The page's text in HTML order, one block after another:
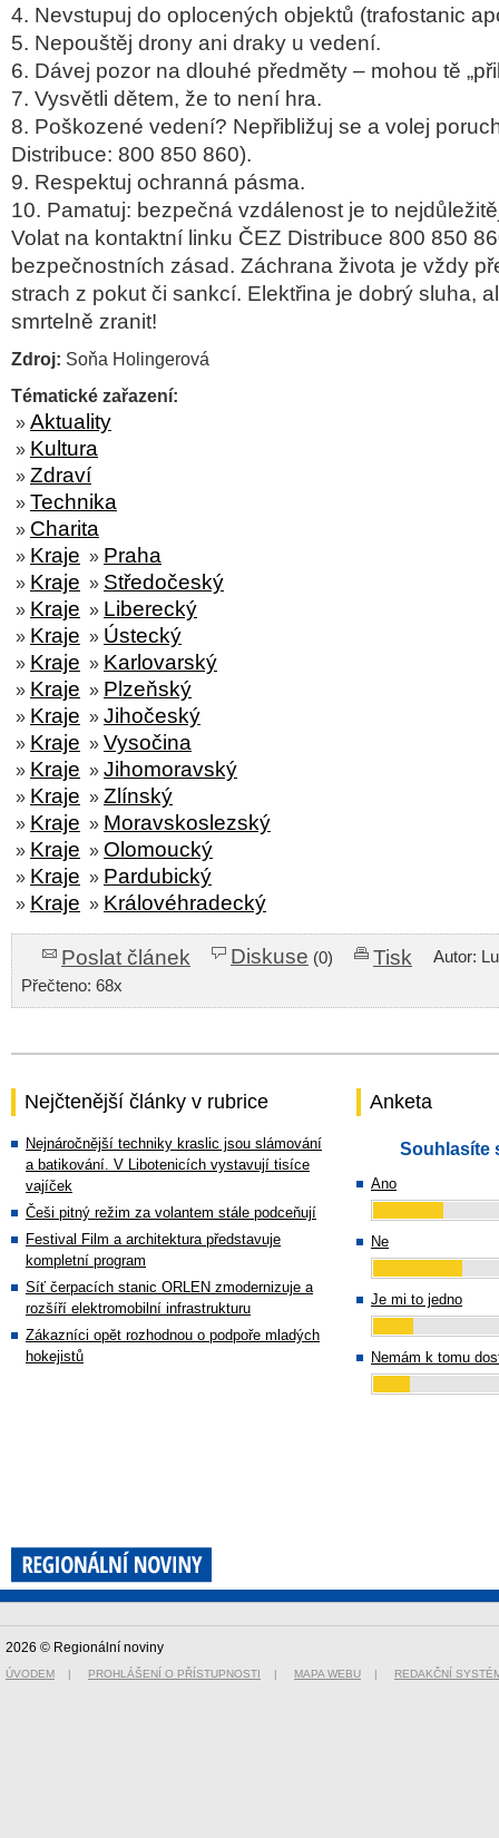
4. Nevstupuj do oplocených objektů (trafostanic
5. Nepouštěj drony ani draky u vedení.
6. Dávej pozor na dlouhé předměty – mohou tě
7. Vysvětli dětem, že to není hra.
8. Poškozené vedení? Nepřibližuj se a volej
Distribuce: 800 850 860).
9. Respektuj ochranná pásma.
10. Pamatuj: bezpečná vzdálenost je to
Volat na kontaktní linku ČEZ Distribuce 800 850
bezpečnostních zásad. Záchrana života je vždy
strach z pokut či sankcí. Elektřina je dobrý sluha,
smrtelně zranit!
Zdroj: Soňa Holingerová
Tématické zařazení:
» Aktuality
» Kultura
» Zdraví
» Technika
» Charita
» Kraje » Praha
» Kraje » Středočeský
» Kraje » Liberecký
» Kraje » Ústecký
» Kraje » Karlovarský
» Kraje » Plzeňský
» Kraje » Jihočeský
» Kraje » Vysočina
» Kraje » Jihomoravský
» Kraje » Zlínský
» Kraje » Moravskoslezský
» Kraje » Olomoucký
» Kraje » Pardubický
» Kraje » Královéhradecký
Poslat článek Diskuse (0) Tisk
Autor:
Přečteno: 68x
Nejčtenější články v rubrice
Nejnáročnější techniky kraslic jsou slámování
a batikování. V Libotenicích vystavují tisíce
vajíček
Češi pitný režim za volantem stále podceňují
Festival Film a architektura představuje
kompletní program
Síť čerpacích stanic ORLEN zmodernizuje a
rozšíří elektromobilní infrastrukturu
Zákazníci opět rozhodnou o podpoře mladých
hokejistů
Anketa
Souhlasíte
Ano
Ne
Je mi to jedno
Nemám k tomu
2026 © Regionální noviny
ÚVODEM | PROHLÁŠENÍ O PŘÍSTUPNOSTI | MAPA WEBU | REDAKČNÍ